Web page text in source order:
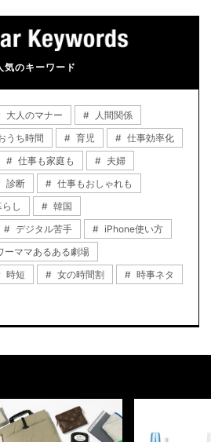
気のキーワード
大人のマナー
人間関係
うち時間 育児
仕事効率化
仕事も家庭も
夫婦
診断
仕事もおしゃれも
し
韓国
デジタル苦手
iPhone使い方
ーママあるある劇場
時短 女の時間割
時事ネタ